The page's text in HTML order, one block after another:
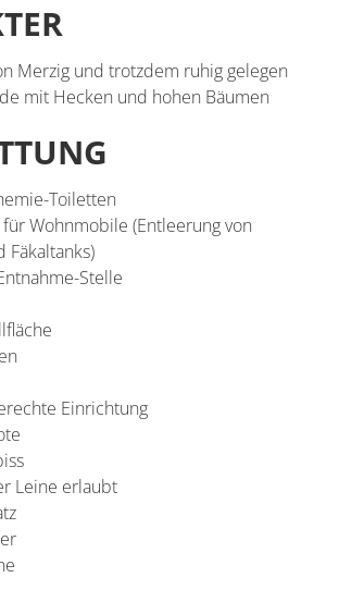
Merzig und trotzdem ruhig gelegen
mit Hecken und hohen Bäumen
Toiletten
Wohnmobile (Entleerung von
Fäkaltanks)
Stelle
Einrichtung
Leine erlaubt